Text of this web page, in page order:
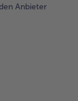
Anbieter